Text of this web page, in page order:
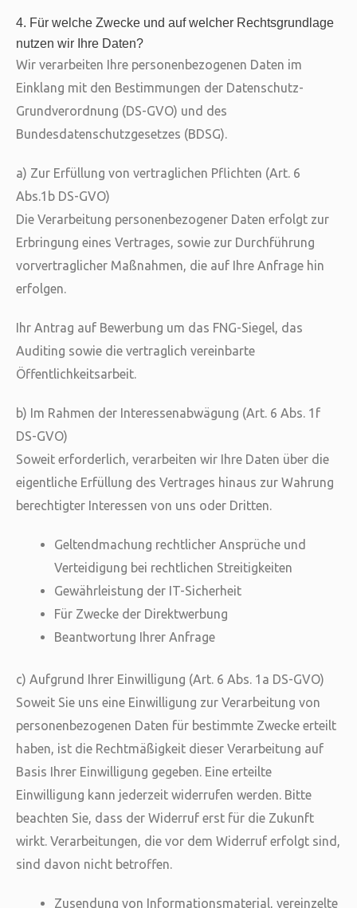
4. Für welche Zwecke und auf welcher Rechtsgrundlage
nutzen wir Ihre Daten?
Wir verarbeiten Ihre personenbezogenen Daten im
Einklang mit den Bestimmungen der Datenschutz-
Grundverordnung (DS-GVO) und des
Bundesdatenschutzgesetzes (BDSG).
a) Zur Erfüllung von vertraglichen Pflichten (Art. 6
Abs.1b DS-GVO)
Die Verarbeitung personenbezogener Daten erfolgt zur
Erbringung eines Vertrages, sowie zur Durchführung
vorvertraglicher Maßnahmen, die auf Ihre Anfrage hin
erfolgen.
Ihr Antrag auf Bewerbung um das FNG-Siegel, das
Auditing sowie die vertraglich vereinbarte
Öffentlichkeitsarbeit.
b) Im Rahmen der Interessenabwägung (Art. 6 Abs. 1f
DS-GVO)
Soweit erforderlich, verarbeiten wir Ihre Daten über die
eigentliche Erfüllung des Vertrages hinaus zur Wahrung
berechtigter Interessen von uns oder Dritten.
Geltendmachung rechtlicher Ansprüche und
Verteidigung bei rechtlichen Streitigkeiten
Gewährleistung der IT-Sicherheit
Für Zwecke der Direktwerbung
Beantwortung Ihrer Anfrage
c) Aufgrund Ihrer Einwilligung (Art. 6 Abs. 1a DS-GVO)
Soweit Sie uns eine Einwilligung zur Verarbeitung von
personenbezogenen Daten für bestimmte Zwecke erteilt
haben, ist die Rechtmäßigkeit dieser Verarbeitung auf
Basis Ihrer Einwilligung gegeben. Eine erteilte
Einwilligung kann jederzeit widerrufen werden. Bitte
beachten Sie, dass der Widerruf erst für die Zukunft
wirkt. Verarbeitungen, die vor dem Widerruf erfolgt sind,
sind davon nicht betroffen.
Zusendung von Informationsmaterial, vereinzelte